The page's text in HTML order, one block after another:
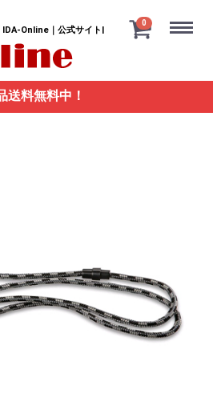
IDA-Online｜公式サイト|
0
送料無料中！